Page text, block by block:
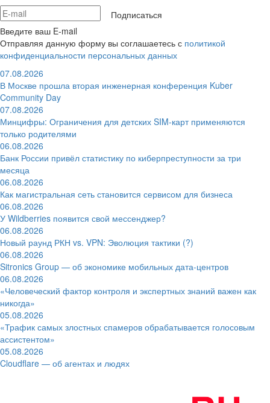
Подписаться
Введите ваш E-mail
Отправляя данную форму вы соглашаетесь с политикой
конфиденциальности персональных данных
07.08.2026
В Москве прошла вторая инженерная конференция Kuber
Community Day
07.08.2026
Минцифры: Ограничения для детских SIM-карт применяются
только родителями
06.08.2026
Банк России привёл статистику по киберпреступности за три
месяца
06.08.2026
Как магистральная сеть становится сервисом для бизнеса
06.08.2026
У Wildberries появится свой мессенджер?
06.08.2026
Новый раунд РКН vs. VPN: Эволюция тактики (?)
06.08.2026
Sitronics Group — об экономике мобильных дата-центров
06.08.2026
«Человеческий фактор контроля и экспертных знаний важен как
никогда»
05.08.2026
«Трафик самых злостных спамеров обрабатывается голосовым
ассистентом»
05.08.2026
Cloudflare — об агентах и людях